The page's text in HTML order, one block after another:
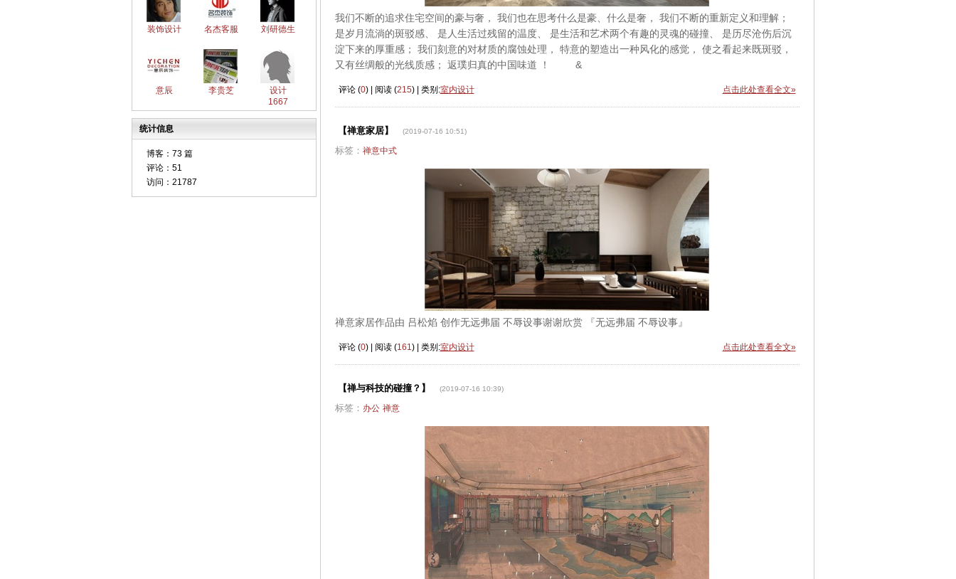
装饰设计 名杰客服 刘研德生
意辰 李贵芝
设计
1667
统计信息
博客： 73 篇
评论： 51
访问： 21787
我们不断的追求住宅空间的豪与奢， 我们也在思考什么是豪、什么是奢， 我们不断的重新定义和理解；
是岁月流淌的斑驳感、 是人生活过残留的温度、 是生活和艺术两个有趣的灵魂的碰撞、 是历尽沧伤后沉
淀下来的厚重感； 我们刻意的对材质的腐蚀处理， 特意的塑造出一种风化的感觉， 使之看起来既斑驳，
又有丝绸般的光线质感； 返璞归真的中国味道 ！ &
点击此处查看全文»
评论 (0) | 阅读 (215) | 类别:室内设计
【禅意家居】 (2019-07-16 10:51)
标签： 禅意中式
禅意家居作品由 吕松焰 创作无远弗届 不辱设事谢谢欣赏 『无远弗届 不辱设事』
点击此处查看全文»
评论 (0) | 阅读 (161) | 类别:室内设计
【禅与科技的碰撞？】 (2019-07-16 10:39)
标签： 办公 禅意